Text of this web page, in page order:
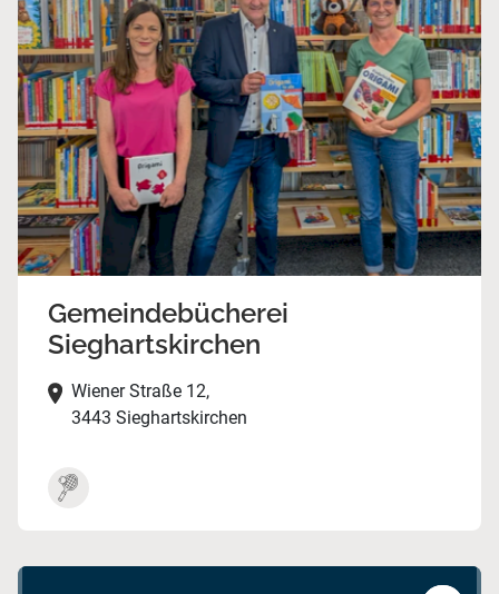
Gemeindebücherei
Sieghartskirchen
Wiener Straße 12,
3443 Sieghartskirchen